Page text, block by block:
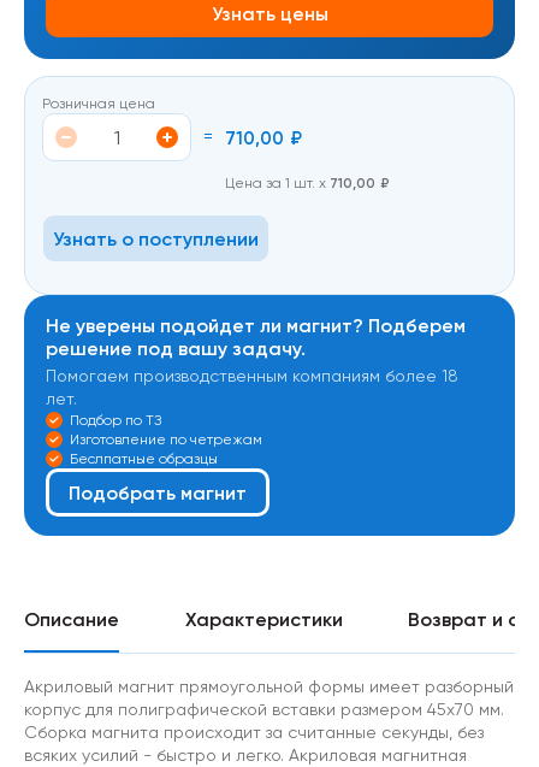
Узнать цены
Розничная цена
= 710,00 ₽
Цена за 1 шт. х 710,00 ₽
Узнать о поступлении
Не уверены подойдет ли магнит? Подберем
решение под вашу задачу.
Помогаем производственным компаниям более 18
лет.
Подбор по ТЗ
Изготовление по четрежам
Беслпатные образцы
Подобрать магнит
Описание Характеристики Возврат и
Акриловый магнит прямоугольной формы имеет разборный
корпус для полиграфической вставки размером 45х70 мм.
Сборка магнита происходит за считанные секунды, без
всяких усилий - быстро и легко. Акриловая магнитная